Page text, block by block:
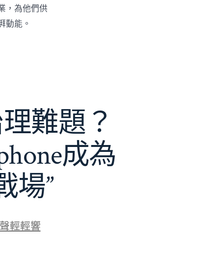
，為他們供
動能。
難題？
成為
場”
輕輕響